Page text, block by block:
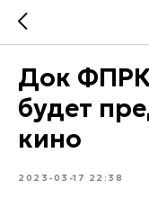
Док ФПРК
будет
кино
2023-03-17 22:38